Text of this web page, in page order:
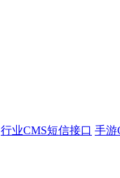
行业CMS短信接口 手游